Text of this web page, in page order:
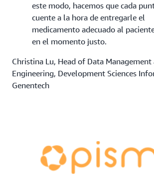
este modo, hacemos que cada
cuente a la hora de entregarle el
medicamento adecuado al
en el momento justo.
Christina Lu, Head of Data Management
Engineering, Development Sciences
Genentech